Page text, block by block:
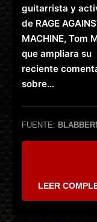
guitarrista y
de RAGE
MACHINE, Tom
que ampliara su
reciente
sobre…
FUENTE:
LEER